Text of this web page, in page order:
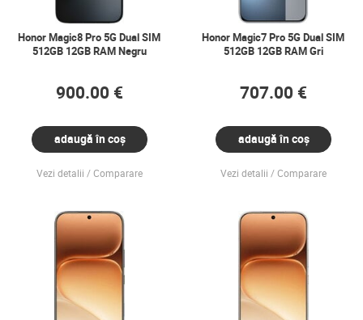
Honor Magic8 Pro 5G Dual SIM
512GB 12GB RAM Negru
900.00 €
adaugă în coș
Vezi detalii Comparare
Honor Magic7 Pro 5G Dual SIM
512GB 12GB RAM Gri
707.00 €
adaugă în coș
Vezi detalii Comparare